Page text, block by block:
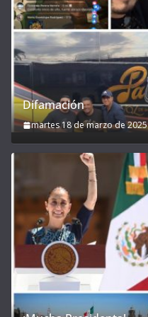
Difamación
martes 18 de marzo de 2025